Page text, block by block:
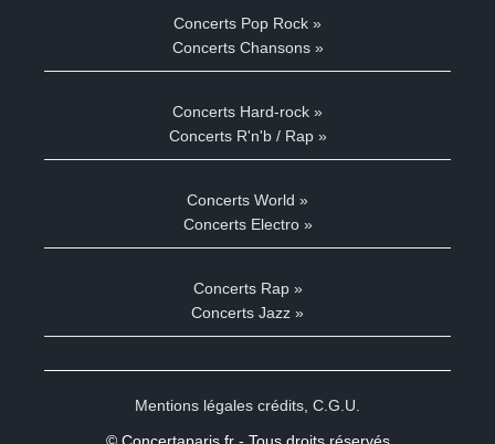
Concerts Pop Rock »
Concerts Chansons »
Concerts Hard-rock »
Concerts R'n'b / Rap »
Concerts World »
Concerts Electro »
Concerts Rap »
Concerts Jazz »
Mentions légales crédits C.G.U.
© Concertaparis.fr - Tous droits réservés